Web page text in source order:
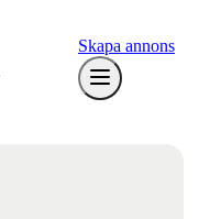
Skapa annons